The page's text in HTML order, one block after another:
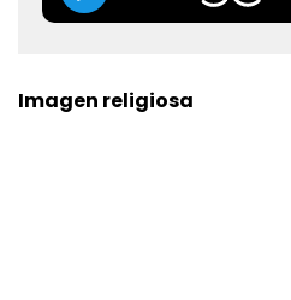
Imagen religiosa